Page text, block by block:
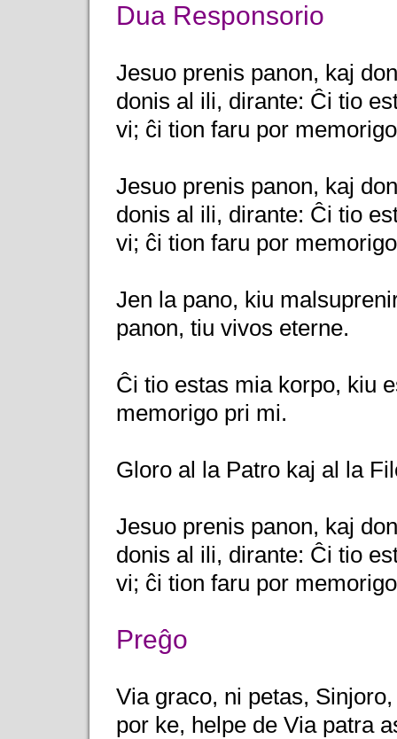
Dua Responsorio
Jesuo prenis panon, kaj
donis al ili, dirante: Ĉi tio
vi; ĉi tion faru por
Jesuo prenis panon, kaj
donis al ili, dirante: Ĉi tio
vi; ĉi tion faru por
Jen la pano, kiu
panon, tiu vivos eterne.
Ĉi tio estas mia korpo, kiu
memorigo pri mi.
Gloro al la Patro kaj al la
Jesuo prenis panon, kaj
donis al ili, dirante: Ĉi tio
vi; ĉi tion faru por
Preĝo
Via graco, ni petas,
por ke, helpe de Via patra